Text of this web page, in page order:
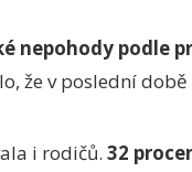
nepohody podle
že v poslední
i rodičů. 32